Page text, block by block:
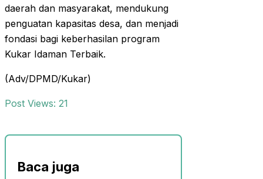
daerah dan masyarakat, mendukung
penguatan kapasitas desa, dan menjadi
fondasi bagi keberhasilan program
Kukar Idaman Terbaik.
(Adv/DPMD/Kukar)
Post Views: 21
Baca juga